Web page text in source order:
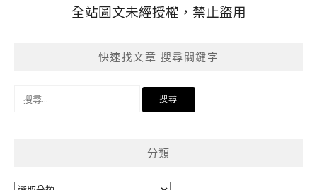
全站圖文未經授權，禁止盜用
快速找文章 搜尋關鍵字
分類